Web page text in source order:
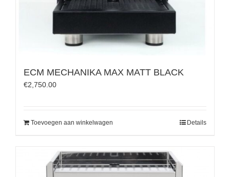
ECM MECHANIKA MAX MATT BLACK
€2,750.00
Toevoegen aan winkelwagen Details